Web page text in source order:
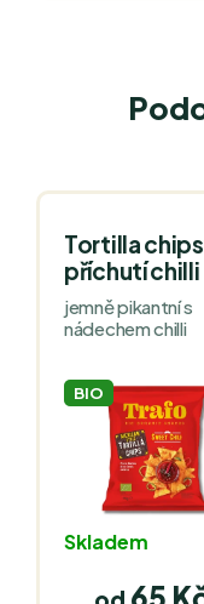
Tortilla
příchutí chilli
jemně pikantní s
nádechem chilli
BIO
Skladem